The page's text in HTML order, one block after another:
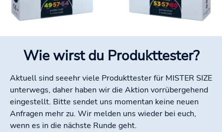
Wie wirst du Produkttester?
Aktuell sind seeehr viele Produkttester für MISTER SIZE
unterwegs, daher haben wir die Aktion vorrübergehend
eingestellt. Bitte sendet uns momentan keine neuen
Anfragen mehr zu. Wir melden uns wieder bei euch,
wenn es in die nächste Runde geht.